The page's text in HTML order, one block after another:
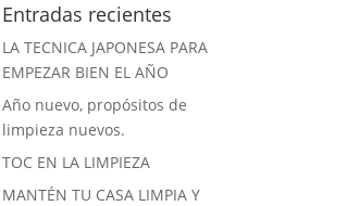
Entradas recientes
LA TECNICA JAPONESA PARA
EMPEZAR BIEN EL AÑO
Año nuevo, propósitos de
limpieza nuevos.
TOC EN LA LIMPIEZA
MANTÉN TU CASA LIMPIA Y